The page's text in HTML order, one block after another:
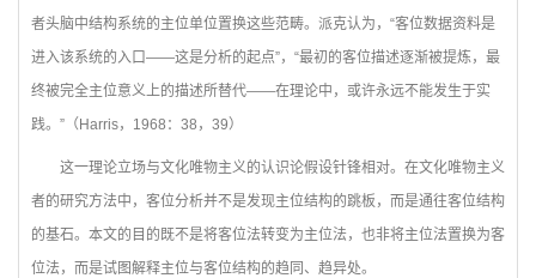
者头脑中结构系统的主位单位置换这些范畴。派克认为，“客位数据资料是
进入该系统的入口——这是分析的起点”，“最初的客位描述逐渐被提炼，最
终被完全主位意义上的描述所替代——在理论中，或许永远不能发生于实
践。”（Harris，1968：38，39）
这一理论立场与文化唯物主义的认识论假设针锋相对。在文化唯物主义
者的研究方法中，客位分析并不是发现主位结构的跳板，而是通往客位结构
的基石。本文的目的既不是将客位法转变为主位法，也非将主位法置换为客
位法，而是试图解释主位与客位结构的趋同、趋异处。